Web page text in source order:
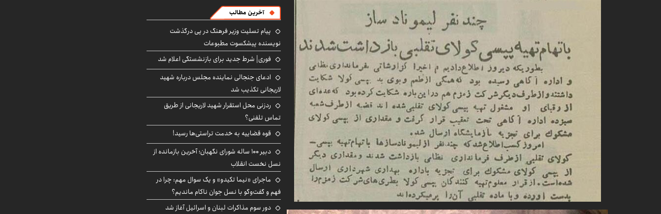
آخرین مطالب
پیام تسلیت وزیر فرهنگ در پی درگذشت
نویسنده پیشکسوت مطبوعات
فوری| شرط جدید برای بازنشستگی اعلام شد
ادعای جنجالی نماینده مجلس درباره شهید
لاریجانی تکذیب شد
ردزنی محل استقرار شهید لاریجانی از طریق
تماس تلفنی؟
قوه قضاییه به خدمت تراستی‌ها رسید!
دبیر ۱۰۰ ساله شورای نگهبان؛ آخرین بازمانده از
نسل نخست انقلاب
ماجرای «نیما تکیدو» و یک سوال مهم: چرا در
فهم و گفت‌وگو با نسل جوان ناکام ماندیم؟
دور سوم مذاکرات لبنان و اسرائیل آغاز شد